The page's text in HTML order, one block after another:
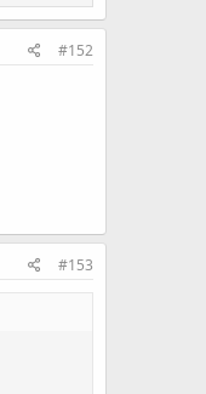
#152
#153